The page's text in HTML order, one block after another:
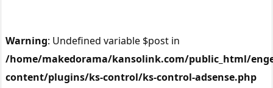
Warning: Undefined variable $post in
/home/makedorama/kansolink.com/public_html/
content/plugins/ks-control/ks-control-adsense.php